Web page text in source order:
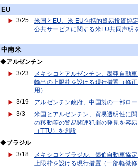
EU
3/25
米国とEU、米-EU包括的貿易投資協
公共サービスに関する米EU共同声明
中南米
◆アルゼンチン
3/23
メキシコとアルゼンチン、墨亜自動
輸出の上限枠を設ける現行措置（修
用）
3/19
アルゼンチン政府、中国製の一部ロ
3/3
米国とアルゼンチン、貿易透明性に
の移動等の貿易関連犯罪の発見を容
（TTU）を創設
◆ブラジル
3/18
メキシコとブラジル、墨伯自動車協
上限枠を設ける現行措置（一部軽微